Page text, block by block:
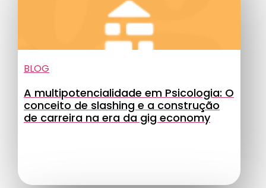
BLOG
A multipotencialidade em Psicologia: O
conceito de slashing e a construção
de carreira na era da gig economy